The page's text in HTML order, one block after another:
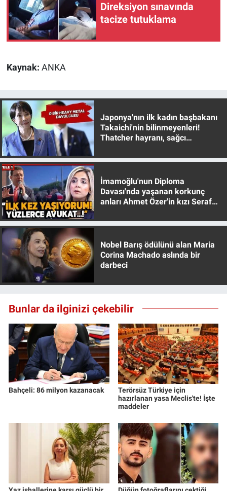
Direksiyon sınavında
tacize tutuklama
Kaynak: ANKA
Japonya'nın ilk kadın başbakanı
Takaichi'nin bilinmeyenleri!
Thatcher hayranı, sağcı
İmamoğlu'nun Diploma
Davası'nda yaşanan korkunç
anları Ahmet Özer'in kızı Seraf
Nobel Barış ödülünü alan Maria
Corina Machado aslında bir
darbeci
Bunlar da ilginizi çekebilir
Bahçeli: 86 milyon kazanacak
Terörsüz Türkiye için
hazırlanan yasa Meclis'te! İşte
maddeler
Ne demişti
Nedir
Popüler
Sağlık
Spor
Teknoloji
Türkiye'nin Geleceği
Türkiye'nin Gündemi
Yerel Gündem
Yerel Yaşam